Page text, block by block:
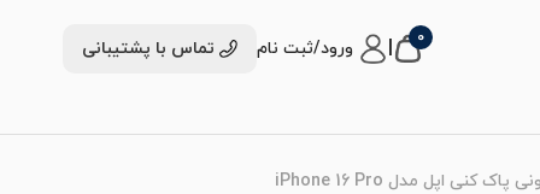
0 ورود/ثبت نام تماس با پشتیبانی